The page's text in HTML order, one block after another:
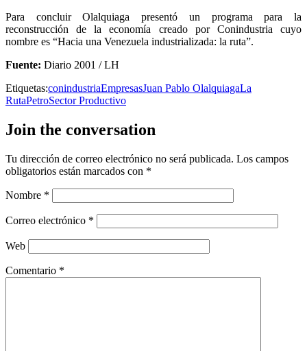
Para concluir Olalquiaga presentó un programa para la
reconstrucción de la economía creado por Conindustria cuyo
nombre es “Hacia una Venezuela industrializada: la ruta”.
Fuente: Diario 2001 / LH
Etiquetas:conindustriaEmpresasJuan Pablo OlalquiagaLa
RutaPetroSector Productivo
Join the conversation
Tu dirección de correo electrónico no será publicada. Los campos
obligatorios están marcados con *
Nombre *
Correo electrónico *
Web
Comentario *